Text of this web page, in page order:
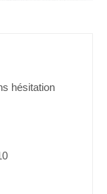
hésitation